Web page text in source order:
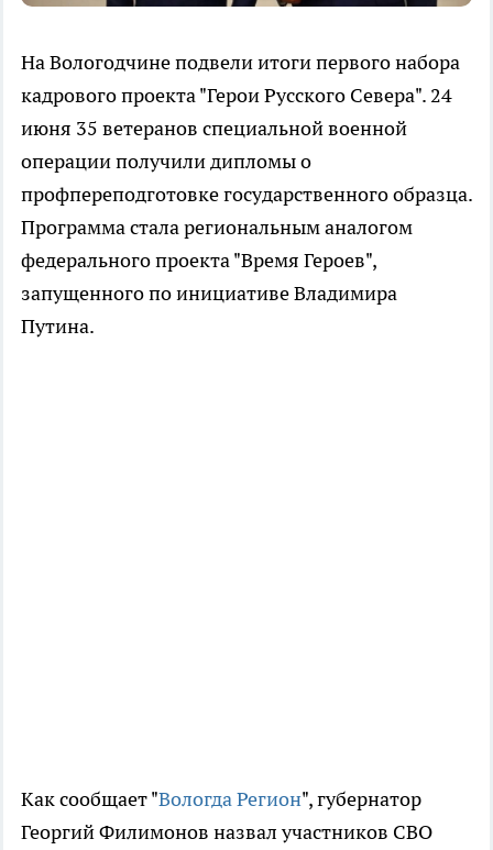
На Вологодчине подвели итоги первого набора
кадрового проекта "Герои Русского Севера". 24
июня 35 ветеранов специальной военной
операции получили дипломы о
профпереподготовке государственного образца.
Программа стала региональным аналогом
федерального проекта "Время Героев",
запущенного по инициативе Владимира
Путина.
Как сообщает "Вологда Регион", губернатор
Георгий Филимонов назвал участников СВО